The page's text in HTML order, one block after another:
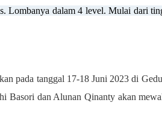
Lombanya dalam 4 level. Mulai dari
pada tanggal 1 7-18 Juni 2023 di
Basori dan Alunan Qinanty akan